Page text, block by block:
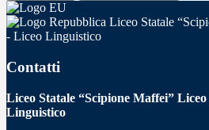
Liceo Statale
- Liceo Linguistico
Contatti
Liceo Statale “Scipione Maffei”
Linguistico